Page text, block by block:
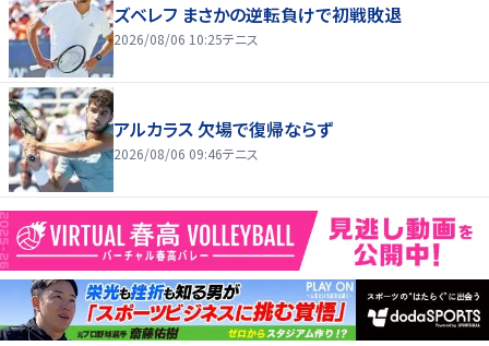
ズベレフ まさかの逆転負けで初戦敗退
2026/08/06 10:25テニス
アルカラス 欠場で復帰ならず
2026/08/06 09:46テニス